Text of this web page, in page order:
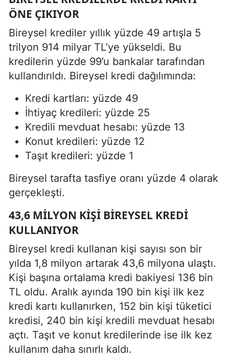
ÖNE ÇIKIYOR
Bireysel krediler yıllık yüzde 49 artışla 5
trilyon 914 milyar TL’ye yükseldi. Bu
kredilerin yüzde 99’u bankalar tarafından
kullandırıldı. Bireysel kredi dağılımında:
Kredi kartları: yüzde 49
İhtiyaç kredileri: yüzde 25
Kredili mevduat hesabı: yüzde 13
Konut kredileri: yüzde 12
Taşıt kredileri: yüzde 1
Bireysel tarafta tasfiye oranı yüzde 4 olarak
gerçekleşti.
43,6 MILYON KIŞI BIREYSEL KREDI
KULLANIYOR
Bireysel kredi kullanan kişi sayısı son bir
yılda 1,8 milyon artarak 43,6 milyona ulaştı.
Kişi başına ortalama kredi bakiyesi 136 bin
TL oldu. Aralık ayında 190 bin kişi ilk kez
kredi kartı kullanırken, 152 bin kişi tüketici
kredisi, 240 bin kişi kredili mevduat hesabı
açtı. Taşıt ve konut kredilerinde ise ilk kez
kullanım daha sınırlı kaldı.